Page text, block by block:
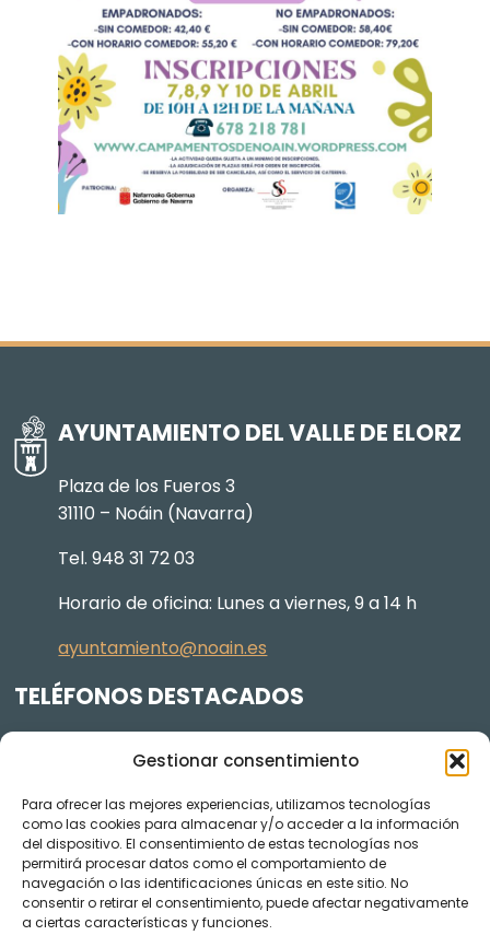
Gestionar consentimiento
Para ofrecer las mejores experiencias, utilizamos tecnologías
como las cookies para almacenar y/o acceder a la información
del dispositivo. El consentimiento de estas tecnologías nos
permitirá procesar datos como el comportamiento de
navegación o las identificaciones únicas en este sitio. No
consentir o retirar el consentimiento, puede afectar negativamente
a ciertas características y funciones.
AYUNTAMIENTO DEL VALLE DE ELORZ
Plaza de los Fueros 3
31110 – Noáin (Navarra)
Tel. 948 31 72 03
Horario de oficina: Lunes a viernes, 9 a 14 h
ayuntamiento@noain.es
TELÉFONOS DESTACADOS
605 834 045
Jardinería y Agenda Local 2030
948 074 848
TRANSPARENCIA
Videos de los plenos en YouTube